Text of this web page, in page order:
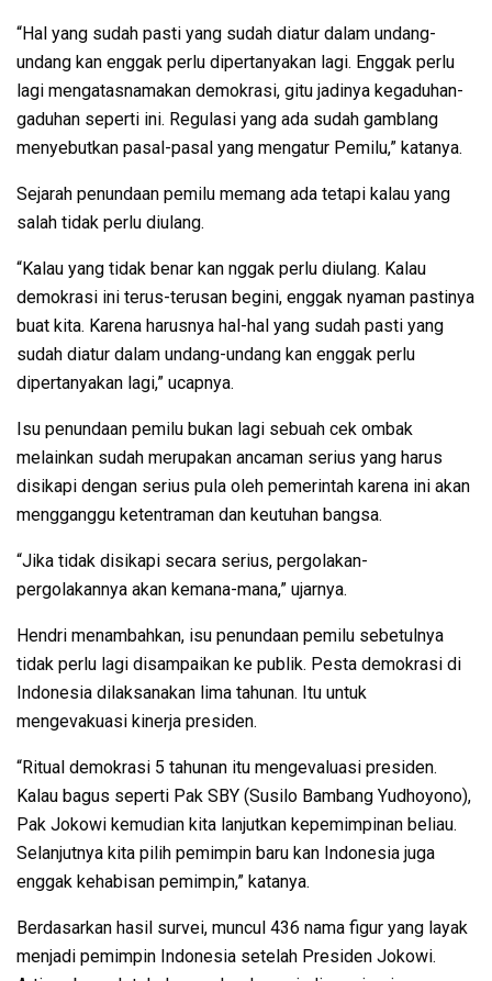
“Hal yang sudah pasti yang sudah diatur dalam undang-
undang kan enggak perlu dipertanyakan lagi. Enggak perlu
lagi mengatasnamakan demokrasi, gitu jadinya kegaduhan-
gaduhan seperti ini. Regulasi yang ada sudah gamblang
menyebutkan pasal-pasal yang mengatur Pemilu,” katanya.
Sejarah penundaan pemilu memang ada tetapi kalau yang
salah tidak perlu diulang.
“Kalau yang tidak benar kan nggak perlu diulang. Kalau
demokrasi ini terus-terusan begini, enggak nyaman pastinya
buat kita. Karena harusnya hal-hal yang sudah pasti yang
sudah diatur dalam undang-undang kan enggak perlu
dipertanyakan lagi,” ucapnya.
Isu penundaan pemilu bukan lagi sebuah cek ombak
melainkan sudah merupakan ancaman serius yang harus
disikapi dengan serius pula oleh pemerintah karena ini akan
mengganggu ketentraman dan keutuhan bangsa.
“Jika tidak disikapi secara serius, pergolakan-
pergolakannya akan kemana-mana,” ujarnya.
Hendri menambahkan, isu penundaan pemilu sebetulnya
tidak perlu lagi disampaikan ke publik. Pesta demokrasi di
Indonesia dilaksanakan lima tahunan. Itu untuk
mengevakuasi kinerja presiden.
“Ritual demokrasi 5 tahunan itu mengevaluasi presiden.
Kalau bagus seperti Pak SBY (Susilo Bambang Yudhoyono),
Pak Jokowi kemudian kita lanjutkan kepemimpinan beliau.
Selanjutnya kita pilih pemimpin baru kan Indonesia juga
enggak kehabisan pemimpin,” katanya.
Berdasarkan hasil survei, muncul 436 nama figur yang layak
menjadi pemimpin Indonesia setelah Presiden Jokowi.